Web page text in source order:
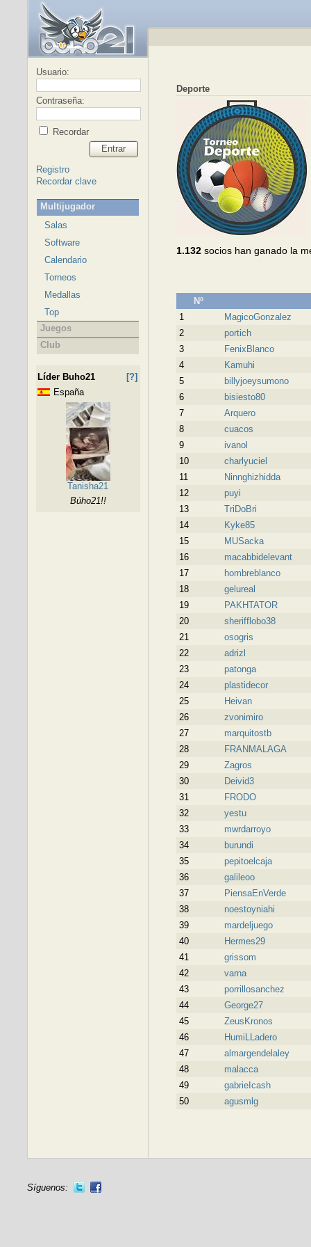
Usuario:
Contraseña:
Recordar
Entrar
Registro
Recordar clave
Multijugador
Salas
Software
Calendario
Torneos
Medallas
Top
Juegos
Club
Líder Buho21
[?]
España
Tanisha21
Búho21!!
Deporte
1.132socios han ganado la
Nº
1
MagicoGonzalez
2
portich
3
FenixBlanco
4
Kamuhi
5
billyjoeysumono
6
bisiesto80
7
Arquero
8
cuacos
9
ivanol
10
charlyuciel
11
Ninnghizhidda
12
puyi
13
TriDoBri
14
Kyke85
15
MUSacka
16
macabbidelevant
17
hombreblanco
18
gelureal
19
PAKHTATOR
20
sherifflobo38
21
osogris
22
adrizl
23
patonga
24
plastidecor
25
Heivan
26
zvonimiro
27
marquitostb
28
FRANMALAGA
29
Zagros
30
Deivid3
31
FRODO
32
yestu
33
mwrdarroyo
34
burundi
35
pepitoelcaja
36
galileoo
37
PiensaEnVerde
38
noestoyniahi
39
mardeljuego
40
Hermes29
41
grissom
42
varna
43
porrillosanchez
44
George27
45
ZeusKronos
46
HumiLLadero
47
almargendelaley
48
malacca
49
gabrieIcash
50
agusmlg
Síguenos: